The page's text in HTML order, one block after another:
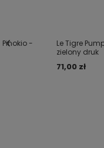
-
Le Tigre
zielony druk
71,00 zł